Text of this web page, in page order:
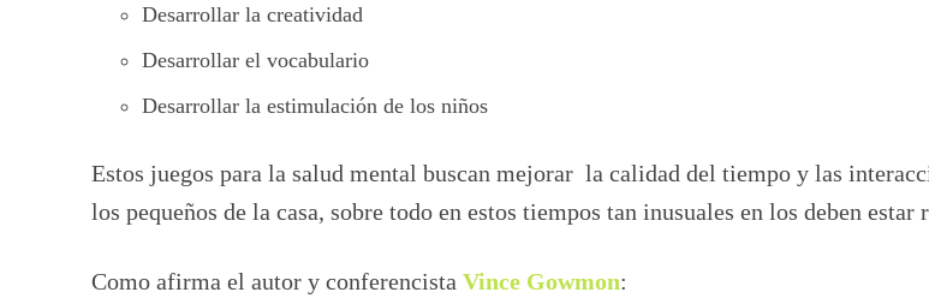
Desarrollar la creatividad
Desarrollar el vocabulario
Desarrollar la estimulación de los niños
Estos juegos para la salud mental buscan mejorar la calidad del tiempo y las
los pequeños de la casa, sobre todo en estos tiempos tan inusuales en los deben estar
Como afirma el autor y conferencista Vince Gowmon: